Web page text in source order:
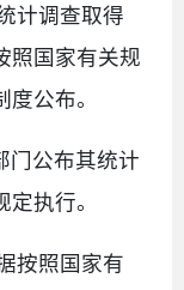
计调查取得
照国家有关规
公布。
门公布其统计
执行。
按照国家有